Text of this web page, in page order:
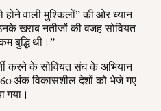
होने वाली मुश्किलों” की ओर ध्यान
खराब नतीजों की वजह सोवियत
बुद्धि थी।”
करने के सोवियत संघ के अभियान
अंक विकासशील देशों को भेजे गए
गया।